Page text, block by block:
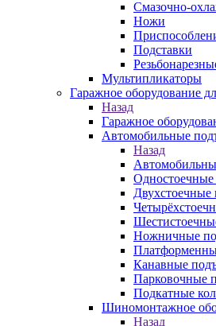
Смазочно-
Ножи
Подставки
Мультипликаторы
Гаражное оборудование
Назад
Гаражное
Автомобильные
Назад
Ножничные
Канавные
Парковочные
Подкатные
Шиномонтажное
Назад